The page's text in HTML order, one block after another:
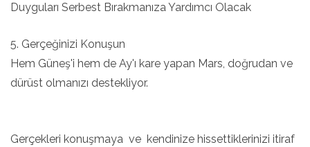
Duyguları Serbest Bırakmanıza Yardımcı Olacak
5. Gerçeğinizi Konuşun
Hem Güneş'i hem de Ay'ı kare yapan Mars, doğrudan ve
dürüst olmanızı destekliyor.
Gerçekleri konuşmaya ve kendinize hissettiklerinizi itiraf